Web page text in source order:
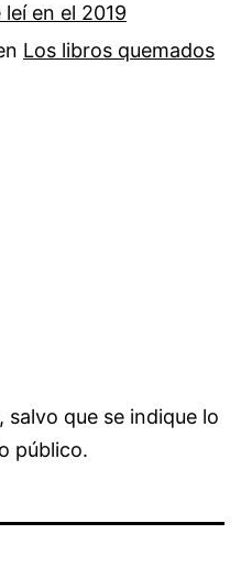
en el 2019
Los libros quemados
que se indique lo
público.